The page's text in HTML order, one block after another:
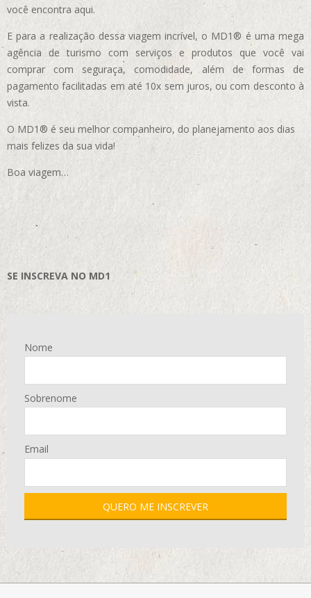
você encontra aqui.
E para a realização dessa viagem incrível, o MD1® é uma mega
agência de turismo com serviços e produtos que você vai
comprar com seguraça, comodidade, além de formas de
pagamento facilitadas em até 10x sem juros, ou com desconto à
vista.
O MD1® é seu melhor companheiro, do planejamento aos dias
mais felizes da sua vida!
Boa viagem…
SE INSCREVA NO MD1
Nome
Sobrenome
Email